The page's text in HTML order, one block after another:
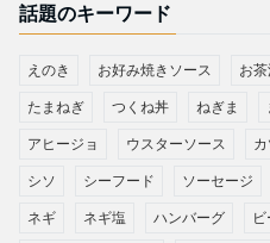
話題のキーワード
えのき お好み焼きソース お
たまねぎ つくね丼 ねぎま
アヒージョ ウスターソース
シソ シーフード ソーセージ
ネギ ネギ塩 ハンバーグ